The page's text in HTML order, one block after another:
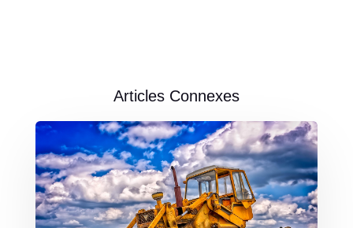
Articles Connexes